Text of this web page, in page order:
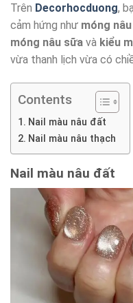
Trên Decorhocduong,
cảm hứng như móng
móng nâu sữa và kiểu
vừa thanh lịch vừa có
Contents
Nail màu nâu đất
Nail màu nâu thạch
Nail màu nâu đất